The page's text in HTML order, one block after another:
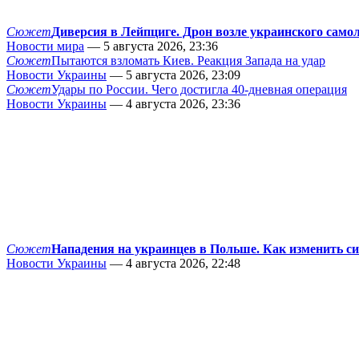
СюжетДиверсия в Лейпциге. Дрон возле украинского
Новости мира — 5 августа 2026, 23:36
СюжетПытаются взломать Киев. Реакция Запада на удар
Новости Украины — 5 августа 2026, 23:09
СюжетУдары по России. Чего достигла 40-дневная операция
Новости Украины — 4 августа 2026, 23:36
СюжетНападения на украинцев в Польше. Как изменить
Новости Украины — 4 августа 2026, 22:48